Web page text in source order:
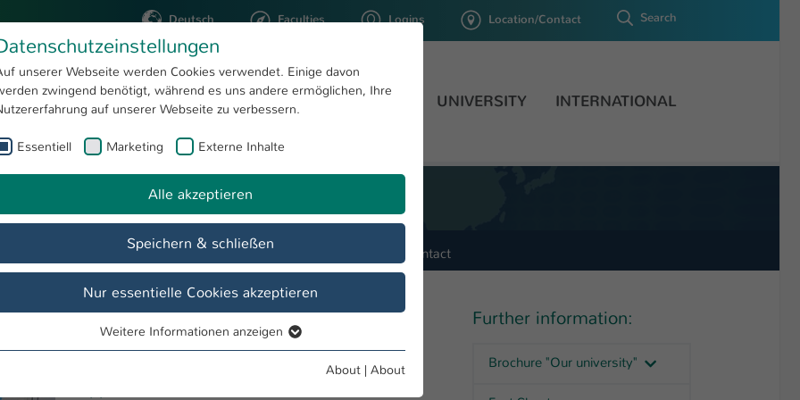
Deutsch Faculties Logins Location/Contact Search
STUDYING RESEARCH UNIVERSITY INTERNATIONAL
Research
Partner universities Integrated Semesters Abroad Contact
Research at the Kaiserslautern University
Further information:
Brochure "Our university"
unserer Webseite werden Cookies verwendet. Einige davon
zwingend benötigt, während es uns andere ermöglichen, Ihre
auf unserer Webseite zu verbessern.
Essentiell Marketing Externe Inhalte
Alle akzeptieren
Speichern & schließen
Nur essentielle Cookies akzeptieren
Essentielle Cookies werden für grundlegende Funktionen der
Weitere Informationen anzeigen
About | About